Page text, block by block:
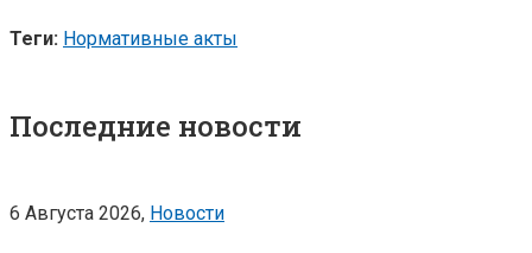
Теги: Нормативные акты
Последние новости
6 Августа 2026, Новости